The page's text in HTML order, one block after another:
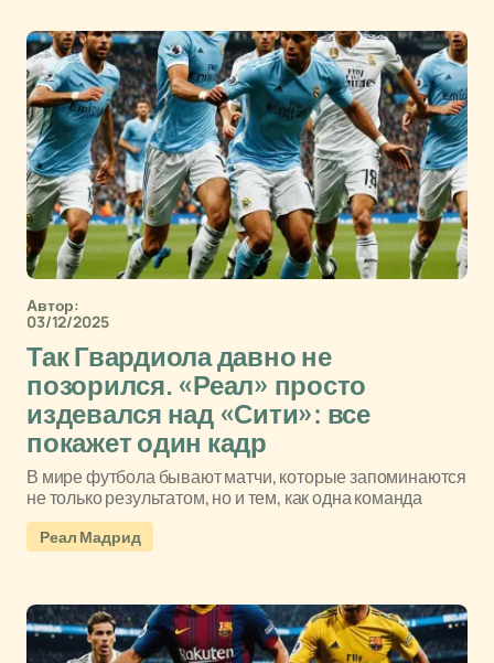
Автор:
03/12/2025
Так Гвардиола давно не
позорился. «Реал» просто
издевался над «Сити»: все
покажет один кадр
В мире футбола бывают матчи, которые запоминаются
не только результатом, но и тем, как одна команда
Реал Мадрид